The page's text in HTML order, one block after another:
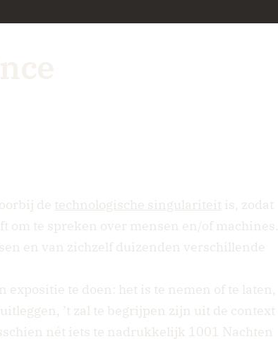
de technologische singulariteit is, zodat
om te spreken over mensen en/of machines.
en van zichzelf duizenden verschillende
te doen: het is te nemen of te laten,
’t zal te begrijpen zijn uit de context
nét iets te nadrukkelijk 1001 Nachten